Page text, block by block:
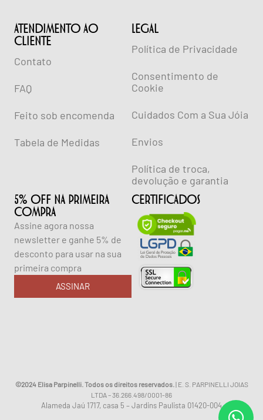
ATENDIMENTO AO
CLIENTE
Contato
FAQ
Feito sob encomenda
Tabela de Medidas
lEGAL
Política de Privacidade
Consentimento de
Cookie
Cuidados Com a Sua Jóia
Envios
Política de troca,
devolução e garantia
5% OFF NA PRIMEIRA
COMPRA
Assine agora nossa
newsletter e ganhe 5% de
desconto para usar na sua
primeira compra
ASSINAR
CERTIFICADOS
©2024 Elisa Parpinelli. Todos os direitos reservados. | E. S. PARPINELLI JOIAS
LTDA – 36.266.498/0001-86
Alameda Jaú 1717, casa 5 – Jardins Paulista 01420-004